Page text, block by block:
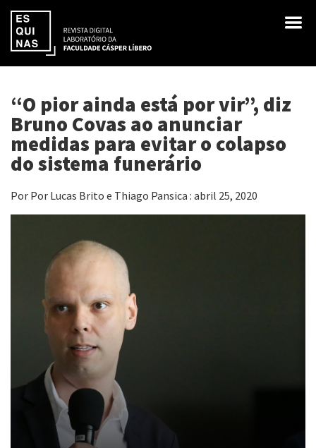
“O pior ainda está por vir”, diz
Bruno Covas ao anunciar
medidas para evitar o colapso
do sistema funerário
Por Por Lucas Brito e Thiago Pansica : abril 25, 2020